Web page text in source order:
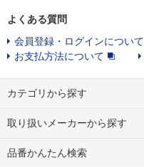
よくある質問
会員登録・ログインについて
お支払方法について
カテゴリから探す
取り扱いメーカーから探す
品番かんたん検索